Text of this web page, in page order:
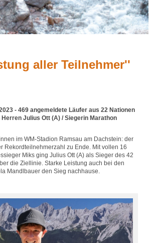
aller Teilnehmer''
- 469 angemeldete Läufer aus 22 Nationen
Julius Ott (A) / Siegerin Marathon
im WM-Stadion Ramsau am Dachstein: der
Rekordteilnehmerzahl zu Ende. Mit vollen 16
Miks ging Julius Ott (A) als Sieger des 42
die Ziellinie. Starke Leistung auch bei den
Mandlbauer den Sieg nachhause.